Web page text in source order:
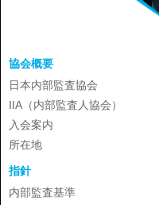
協会概要
日本内部監査協会
IIA（内部監査人協会）
入会案内
所在地
指針
内部監査基準